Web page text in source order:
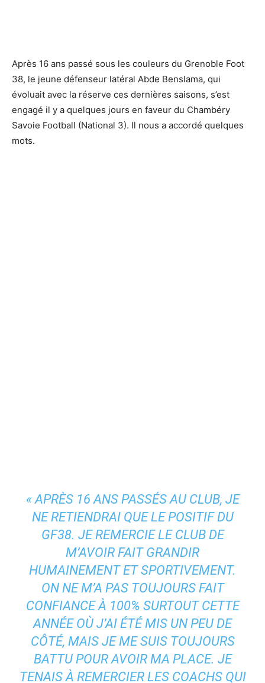
Après 16 ans passé sous les couleurs du Grenoble Foot
38, le jeune défenseur latéral Abde Benslama, qui
évoluait avec la réserve ces dernières saisons, s’est
engagé il y a quelques jours en faveur du Chambéry
Savoie Football (National 3). Il nous a accordé quelques
mots.
« APRÈS 16 ANS PASSÉS AU CLUB, JE
NE RETIENDRAI QUE LE POSITIF DU
GF38. JE REMERCIE LE CLUB DE
M’AVOIR FAIT GRANDIR
HUMAINEMENT ET SPORTIVEMENT.
ON NE M’A PAS TOUJOURS FAIT
CONFIANCE À 100% SURTOUT CETTE
ANNÉE OÙ J’AI ÉTÉ MIS UN PEU DE
CÔTÉ, MAIS JE ME SUIS TOUJOURS
BATTU POUR AVOIR MA PLACE. JE
TENAIS À REMERCIER LES COACHS QUI